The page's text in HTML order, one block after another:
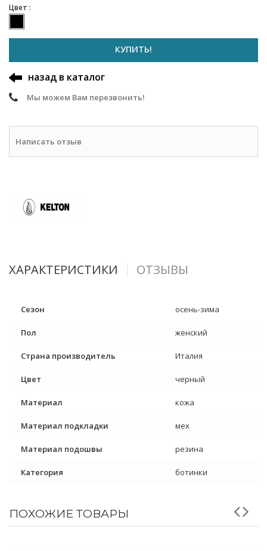
Цвет :
КУПИТЬ!
назад в каталог
Мы можем Вам перезвонить!
Написать отзыв
ХАРАКТЕРИСТИКИ ОТЗЫВЫ
Сезон осень-зима
Пол женский
Страна производитель Италия
Цвет черный
Материал кожа
Материал подкладки мех
Материал подошвы резина
Категория ботинки
ПОХОЖИЕ ТОВАРЫ